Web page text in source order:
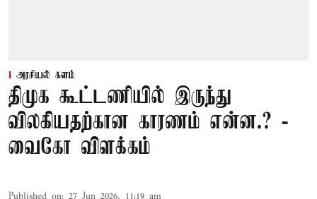
அரசியல் களம்
திமுக கூட்டணியில் இருந்து
விலகியதற்கான காரணம் என்ன.? -
வைகோ விளக்கம்